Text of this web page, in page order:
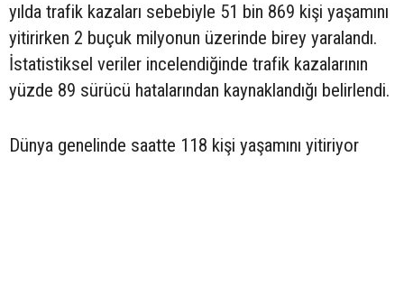
yılda trafik kazaları sebebiyle 51 bin 869 kişi yaşamını
yitirirken 2 buçuk milyonun üzerinde birey yaralandı.
İstatistiksel veriler incelendiğinde trafik kazalarının
yüzde 89 sürücü hatalarından kaynaklandığı belirlendi.
Dünya genelinde saatte 118 kişi yaşamını yitiriyor